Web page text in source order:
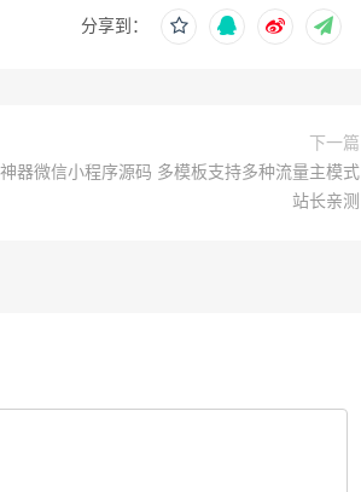
分享到：
下一篇
器微信小程序源码 多模板支持多种流量主模式
站长亲测